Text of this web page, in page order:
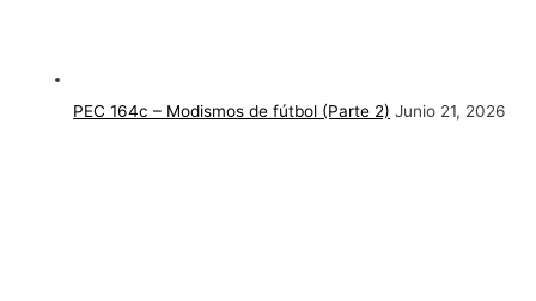
PEC 164c – Modismos de fútbol (Parte 2) Junio 21, 2026